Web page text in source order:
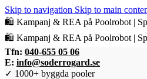
Skip to navigation Skip to main
🛍️ Kampanj & REA på Poolrobot |
🛍️ Kampanj & REA på Poolrobot |
Tfn: 040-655 05 06
E: info@soderrogard.se
✓ 1000+ byggda pooler